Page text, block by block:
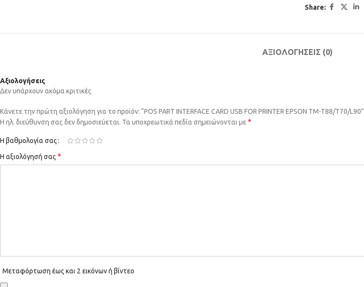
Share:
ΑΞΙΟΛΟΓΉΣΕΙΣ (0)
Αξιολογήσεις
Δεν υπάρχουν ακόμα κριτικές
Κάνετε την πρώτη αξιολόγηση για το προϊόν: “POS PART INTERFACE CARD USB FOR PRINTER EPSON TM-T88/T70/L90”
Η ηλ. διεύθυνση σας δεν δημοσιεύεται. Τα υποχρεωτικά πεδία σημειώνονται με*
Η βαθμολογία σας
Η αξιολόγησή σας *
Μεταφόρτωση έως και 2 εικόνων ή βίντεο